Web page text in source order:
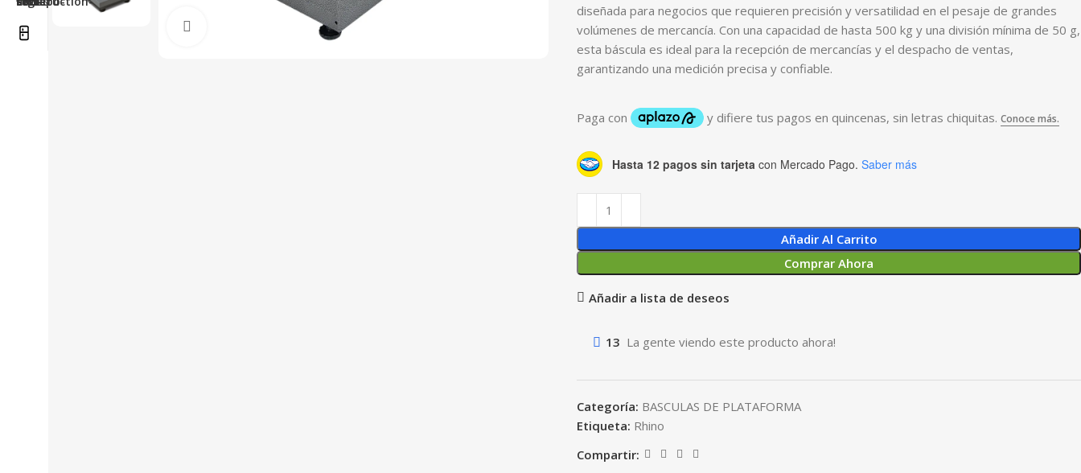
Haga Click para agrandar
diseñada para negocios que requieren precisión y versatilidad en el pesaje de grandes
volúmenes de mercancía. Con una capacidad de hasta 500 kg y una división mínima de 50 g,
esta báscula es ideal para la recepción de mercancías y el despacho de ventas,
garantizando una medición precisa y confiable.
Hasta 12 pagos sin tarjeta con Mercado Pago. Saber más
Añadir Al Carrito
Comprar Ahora
Añadir a lista de deseos
13 La gente viendo este producto ahora!
Categoría: BASCULAS DE PLATAFORMA
Etiqueta: Rhino
Compartir: